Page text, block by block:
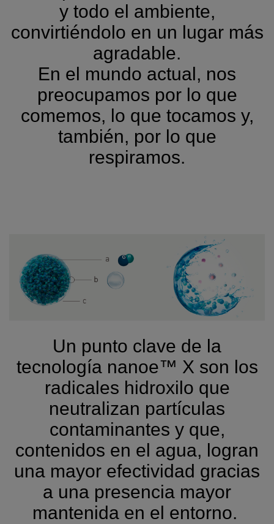
y todo el ambiente,
convirtiéndolo en un lugar más
agradable.
En el mundo actual, nos
preocupamos por lo que
comemos, lo que tocamos y,
también, por lo que
respiramos.
Un punto clave de la
tecnología nanoe™ X son los
radicales hidroxilo que
neutralizan partículas
contaminantes y que,
contenidos en el agua, logran
una mayor efectividad gracias
a una presencia mayor
mantenida en el entorno.